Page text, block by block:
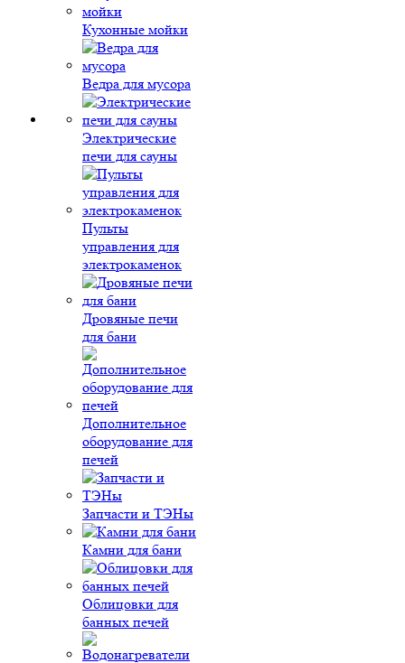
Кухонные мойки
Ведра для мусора
Электрические
печи для сауны
Пульты
управления для
электрокаменок
Дровяные печи
для бани
Дополнительное
оборудование для
печей
Запчасти и ТЭНы
Камни для бани
Облицовки для
банных печей